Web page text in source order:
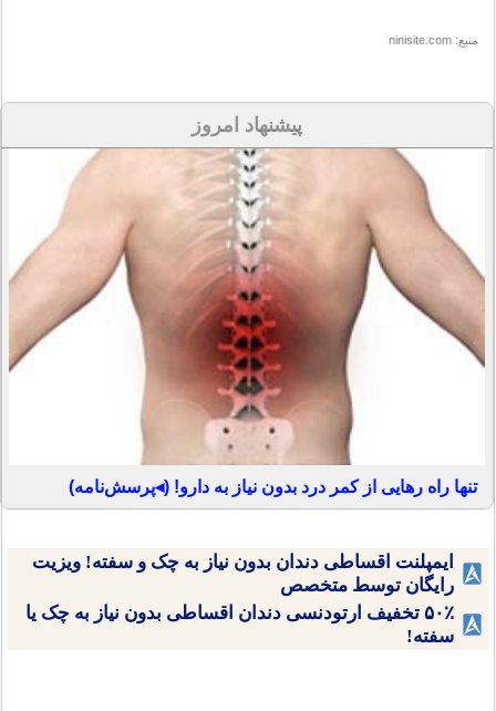
منبع: ninisite.com
پیشنهاد امروز
تنها راه رهایی از کمر درد بدون نیاز به دارو! (◂پرسش‌نامه)
ایمپلنت اقساطی دندان بدون نیاز به چک و سفته! ویزیت
رایگان توسط متخصص
۵۰٪ تخفیف ارتودنسی دندان اقساطی بدون نیاز به چک یا
سفته!